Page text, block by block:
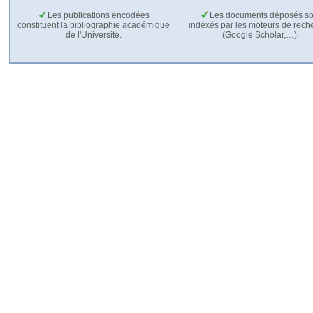
Les publications encodées
constituent la bibliographie académique
de l'Université.
Les documents déposés
indexés par les moteurs de
(Google Scholar,…).